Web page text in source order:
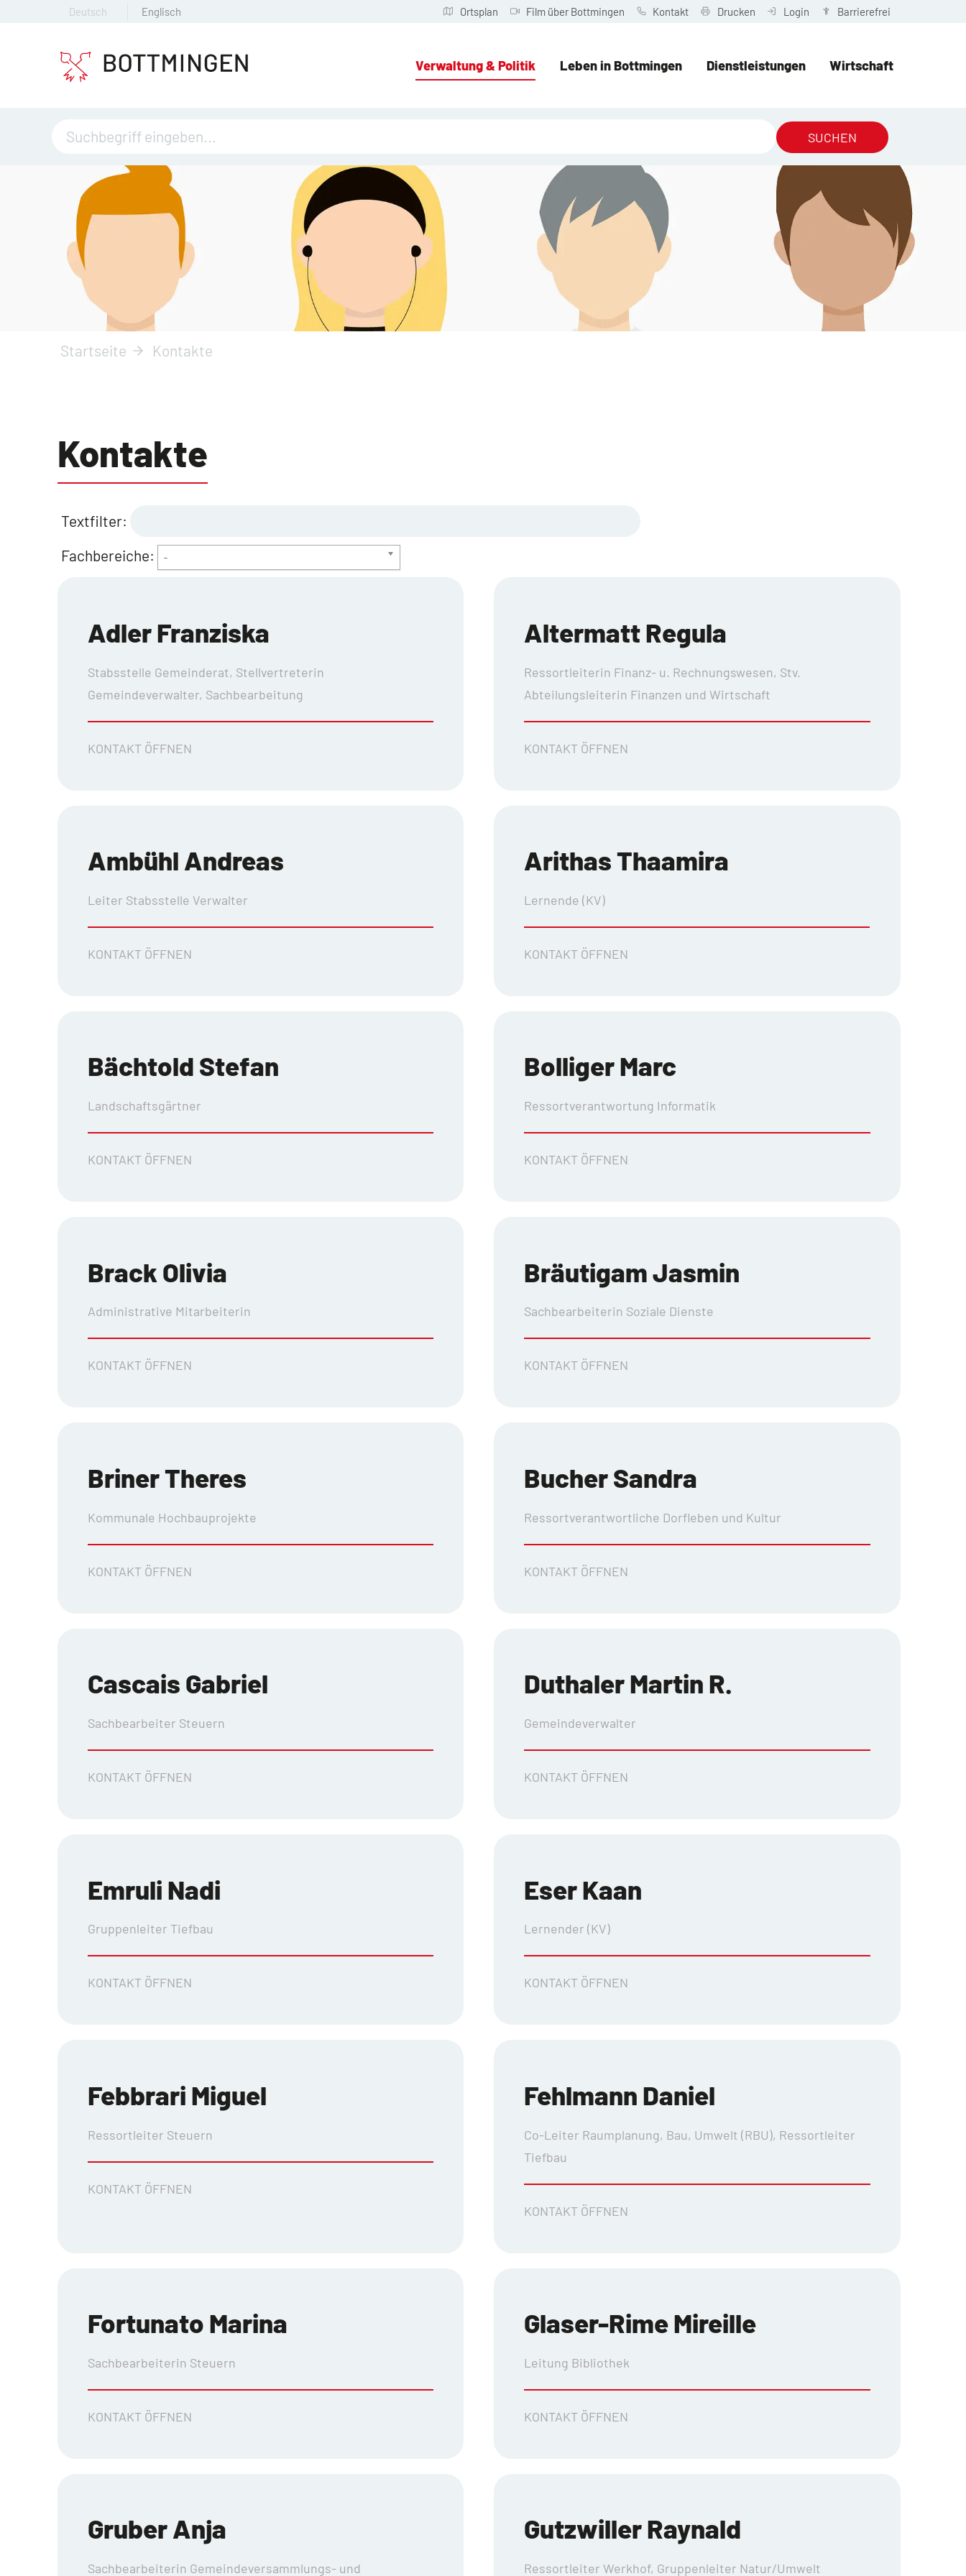
Deutsch Englisch Ortsplan Film über Bottmingen Kontakt Drucken Login Barrierefrei
Verwaltung & Politik Leben in Bottmingen Dienstleistungen Wirtschaft
SUCHEN
Startseite Kontakte
Kontakte
Textfilter:
Fachbereiche:
-
Adler Franziska
Stabsstelle Gemeinderat, Stellvertreterin
Gemeindeverwalter, Sachbearbeitung
KONTAKT ÖFFNEN
Altermatt Regula
Ressortleiterin Finanz- u. Rechnungswesen, Stv.
Abteilungsleiterin Finanzen und Wirtschaft
KONTAKT ÖFFNEN
Ambühl Andreas
Leiter Stabsstelle Verwalter
KONTAKT ÖFFNEN
Arithas Thaamira
Lernende (KV)
KONTAKT ÖFFNEN
Bächtold Stefan
Landschaftsgärtner
KONTAKT ÖFFNEN
Bolliger Marc
Ressortverantwortung Informatik
KONTAKT ÖFFNEN
Brack Olivia
Administrative Mitarbeiterin
KONTAKT ÖFFNEN
Bräutigam Jasmin
Sachbearbeiterin Soziale Dienste
KONTAKT ÖFFNEN
Briner Theres
Kommunale Hochbauprojekte
KONTAKT ÖFFNEN
Bucher Sandra
Ressortverantwortliche Dorfleben und Kultur
KONTAKT ÖFFNEN
Cascais Gabriel
Sachbearbeiter Steuern
KONTAKT ÖFFNEN
Duthaler Martin R.
Gemeindeverwalter
KONTAKT ÖFFNEN
Emruli Nadi
Gruppenleiter Tiefbau
KONTAKT ÖFFNEN
Eser Kaan
Lernender (KV)
KONTAKT ÖFFNEN
Febbrari Miguel
Ressortleiter Steuern
KONTAKT ÖFFNEN
Fehlmann Daniel
Co-Leiter Raumplanung, Bau, Umwelt (RBU), Ressortleiter
Tiefbau
KONTAKT ÖFFNEN
Fortunato Marina
Sachbearbeiterin Steuern
KONTAKT ÖFFNEN
Glaser-Rime Mireille
Leitung Bibliothek
KONTAKT ÖFFNEN
Gruber Anja
Sachbearbeiterin Gemeindeversammlungs- und
Gutzwiller Raynald
Ressortleiter Werkhof, Gruppenleiter Natur/Umwelt